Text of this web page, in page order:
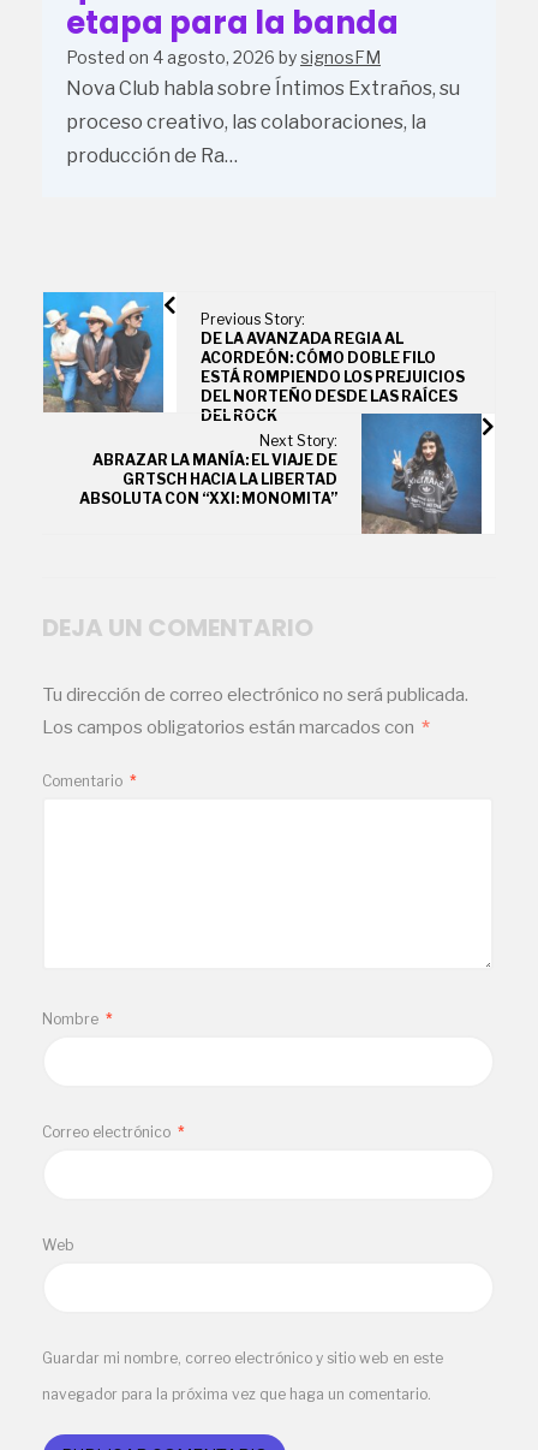
etapa para la banda
Posted on 4 agosto, 2026 bysignosFM
Nova Club habla sobre Íntimos Extraños, su
proceso creativo, las colaboraciones, la
producción de Ra…
Previous Story:
DE LA AVANZADA REGIA AL
ACORDEÓN: CÓMO DOBLE FILO
ESTÁ ROMPIENDO LOS PREJUICIOS
DEL NORTEÑO DESDE LAS RAÍCES
DEL ROCK
Next Story:
ABRAZAR LA MANÍA: EL VIAJE DE
GRTSCH HACIA LA LIBERTAD
ABSOLUTA CON “XXI: MONOMITA”
DEJA UN COMENTARIO
Tu dirección de correo electrónico no será publicada.
Los campos obligatorios están marcados con *
Comentario *
Nombre *
Correo electrónico *
Web
Guardar mi nombre, correo electrónico y sitio web en este
navegador para la próxima vez que haga un comentario.